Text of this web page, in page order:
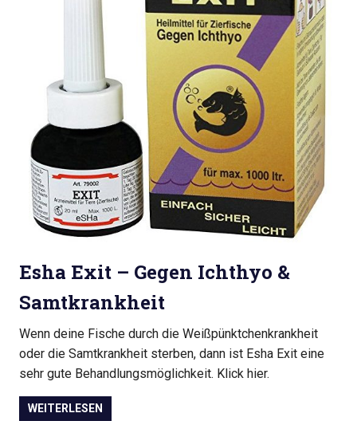
Esha Exit – Gegen Ichthyo &
Samtkrankheit
Wenn deine Fische durch die Weißpünktchenkrankheit
oder die Samtkrankheit sterben, dann ist Esha Exit eine
sehr gute Behandlungsmöglichkeit. Klick hier.
WEITERLESEN